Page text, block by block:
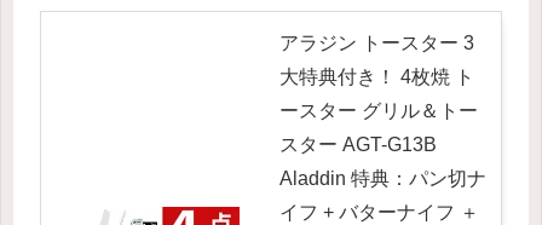
アラジン トースター 3
大特典付き！ 4枚焼 ト
ースター グリル＆トー
スター AGT-G13B
Aladdin 特典：パン切ナ
イフ + バターナイフ ＋